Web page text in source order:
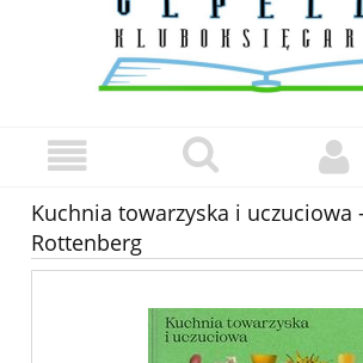
Kuchnia towarzyska i uczuciowa
Rottenberg